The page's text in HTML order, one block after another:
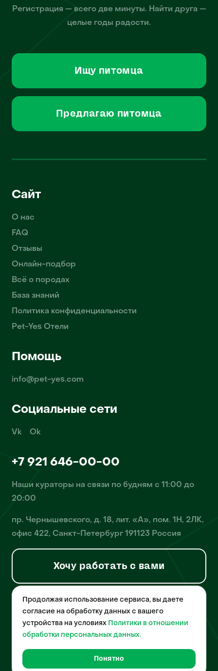
Регистрация — всего две минуты. Найти друга —
целые годы радости.
Ищу питомца
Предлагаю питомца
Сайт
О нас
FAQ
Отзывы
Онлайн-подбор
Всё о породах
База знаний
Политика конфиденциальности
Pet-Yes Отели
Помощь
info@pet-yes.com
Социальные сети
Vk Ok
+7 921 646-00-00
Наши кураторы на связи по будням с 11:00 до
20:00
пр. Чернышевского, д. 18, лит. «А», пом. 1Н, 2ЛК,
офис 422, Санкт-Петербург 191123 Россия
Хочу работать с вами
© 2026 Pet-Yes. ООО «Биржа домашних животных «Пет-Ес»
осуществляет деятельность в области информационных
технологий, деятельность по разработке и эксплуатации
собственного программного обеспечения, деятельность
порталов в информационно-коммуникационной сети Интернет и
домашних животных», свидетельство о регистрации
№2021612018 от 10 февраля 2021 года.
Продолжая использование сервиса, вы даете
согласие на обработку данных с вашего
устройства на условиях Политики в отношении
обработки персональных данных.
Понятно